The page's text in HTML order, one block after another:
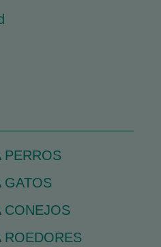
PERROS
GATOS
CONEJOS
ROEDORES